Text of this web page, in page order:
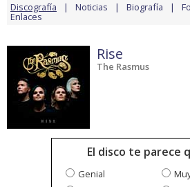
Discografía Noticias Biografía
Enlaces
Rise
The Rasmus
El disco te parece
Genial